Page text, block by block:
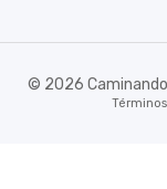
© 2026